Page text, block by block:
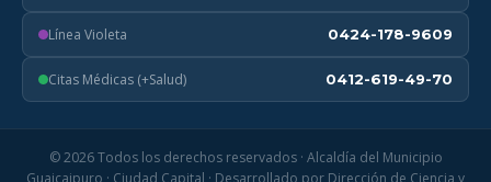
Línea Violeta 0424-178-9609
Citas Médicas (+Salud) 0412-619-49-70
© 2026 Todos los derechos reservados · Alcaldía del Municipio
Guaicaipuro · Ciudad Capital · Desarrollado por Dirección de Ciencia y